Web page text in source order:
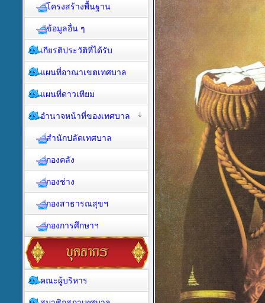
โครงสร้างพื้นฐาน
ข้อมูลอื่น ๆ
เกียรติประวัติที่ได้รับ
แผนที่อาณาเขตเทศบาล
แผนที่ดาวเทียม
อำนาจหน้าที่ของเทศบาล
สำนักปลัดเทศบาล
กองคลัง
กองช่าง
กองสาธารณสุขฯ
กองการศึกษาฯ
คณะผู้บริหาร